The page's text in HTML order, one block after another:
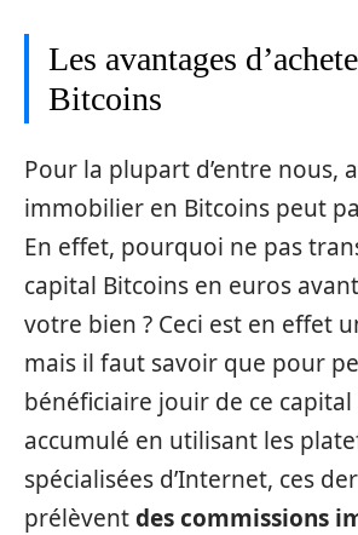
Les avantages
Bitcoins
Pour la plupart d’entre nous,
immobilier en Bitcoins peut
En effet, pourquoi ne pas
capital Bitcoins en euros
votre bien ? Ceci est en effet
mais il faut savoir que pour
bénéficiaire jouir de ce
accumulé en utilisant les
spécialisées d’Internet, ces
prélèventdes commissions